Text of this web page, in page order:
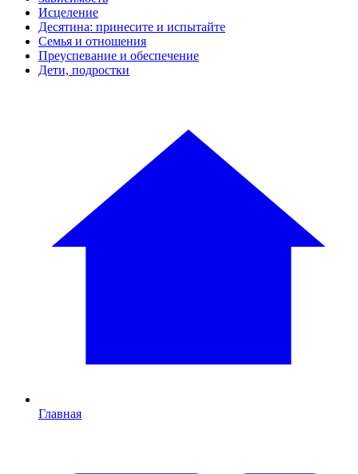
Исцеление
Десятина: принесите и испытайте
Семья и отношения
Преуспевание и обеспечение
Дети, подростки
Главная